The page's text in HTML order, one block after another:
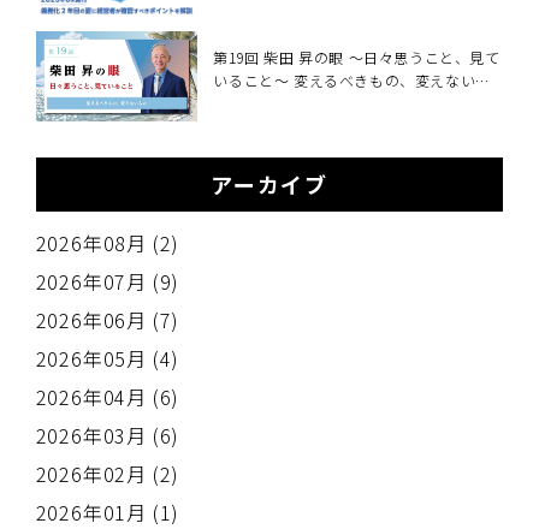
第19回 柴田 昇の眼 ～日々思うこと、見て
いること～ 変えるべきもの、変えないも
アーカイブ
2026年08月 (2)
2026年07月 (9)
2026年06月 (7)
2026年05月 (4)
2026年04月 (6)
2026年03月 (6)
2026年02月 (2)
2026年01月 (1)